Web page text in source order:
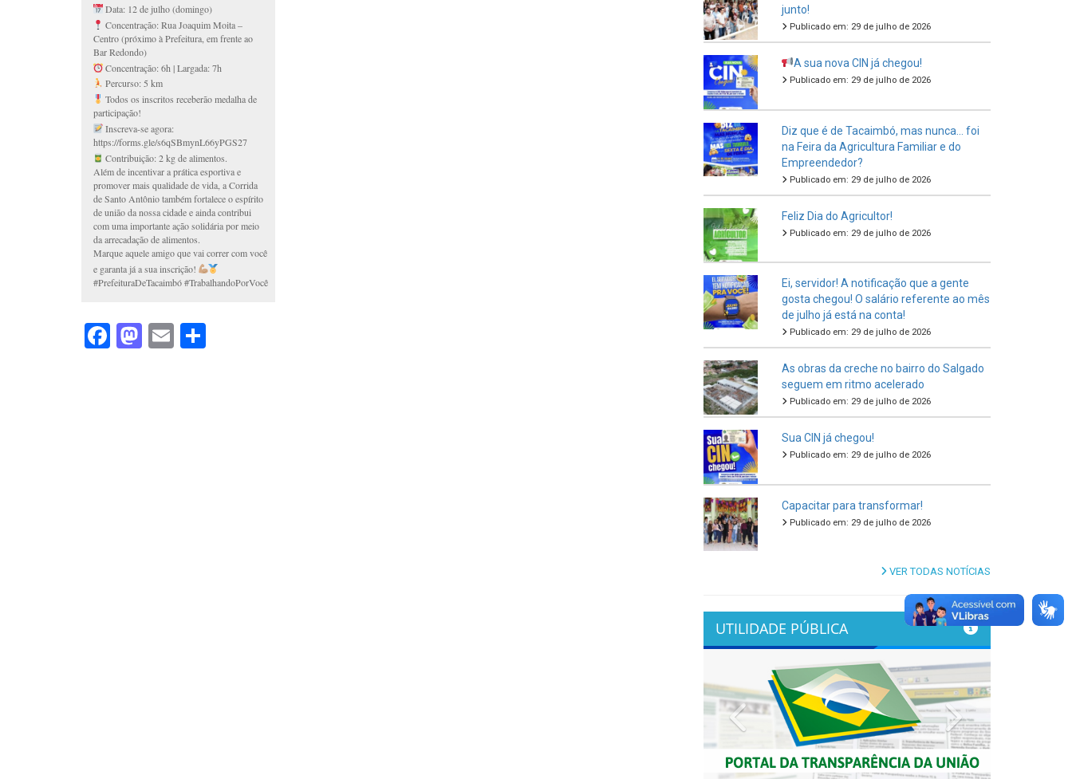
Data: 12 de julho (domingo)
Concentração: Rua Joaquim Moita –
Centro (próximo à Prefeitura, em frente ao
Bar Redondo)
Concentração: 6h | Largada: 7h
Percurso: 5 km
Todos os inscritos receberão medalha de
participação!
Inscreva-se agora:
https://forms.gle/s6qSBmynL66yPGS27
Contribuição: 2 kg de alimentos.
Além de incentivar a prática esportiva e
promover mais qualidade de vida, a Corrida
de Santo Antônio também fortalece o espírito
de união da nossa cidade e ainda contribui
com uma importante ação solidária por meio
da arrecadação de alimentos.
Marque aquele amigo que vai correr com você
e garanta já a sua inscrição!
#PrefeituraDeTacaimbó #TrabalhandoPorVocê
Facebook
Mastodon
Email
junto!
Publicado em: 29 de julho de 2026
A sua nova CIN já chegou!
Publicado em: 29 de julho de 2026
Diz que é de Tacaimbó, mas nunca… foi
na Feira da Agricultura Familiar e do
Empreendedor?
Publicado em: 29 de julho de 2026
Feliz Dia do Agricultor!
Publicado em: 29 de julho de 2026
Ei, servidor! A notificação que a gente
gosta chegou! O salário referente ao mês
de julho já está na conta!
Publicado em: 29 de julho de 2026
As obras da creche no bairro do Salgado
seguem em ritmo acelerado
Publicado em: 29 de julho de 2026
Sua CIN já chegou!
Publicado em: 29 de julho de 2026
Capacitar para transformar!
Publicado em: 29 de julho de 2026
VER TODAS NOTÍCIAS
UTILIDADE PÚBLICA
Previous Next